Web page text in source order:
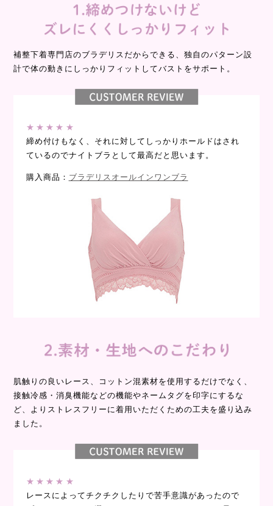
補整下着専門店のブラデリスだからできる、独自のパターン設
計で体の動きにしっかりフィットしてバストをサポート。
★★★★★
締め付けもなく、それに対してしっかりホールドはされ
ているのでナイトブラとして最高だと思います。
購入商品： ブラデリスオールインワンブラ
肌触りの良いレース、コットン混素材を使用するだけでなく、
接触冷感・消臭機能などの機能やネームタグを印字にするな
ど、よりストレスフリーに着用いただくための工夫を盛り込み
ました。
★★★★★
レースによってチクチクしたりで苦手意識があったので